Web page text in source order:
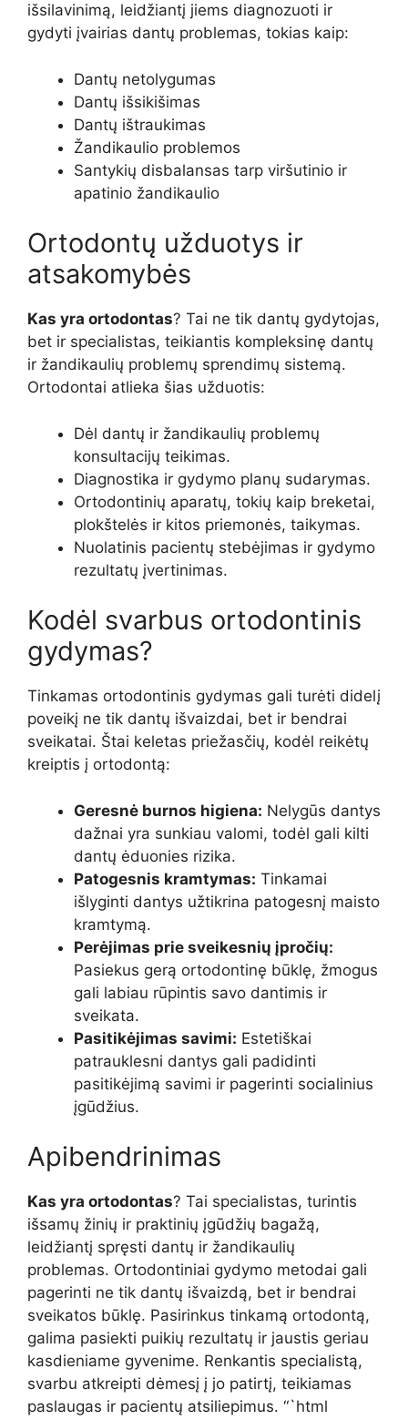
išsilavinimą, leidžiantį jiems diagnozuoti ir
gydyti įvairias dantų problemas, tokias kaip:
Dantų netolygumas
Dantų išsikišimas
Dantų ištraukimas
Žandikaulio problemos
Santykių disbalansas tarp viršutinio ir
apatinio žandikaulio
Ortodontų užduotys ir
atsakomybės
Kas yra ortodontas? Tai ne tik dantų gydytojas,
bet ir specialistas, teikiantis kompleksinę dantų
ir žandikaulių problemų sprendimų sistemą.
Ortodontai atlieka šias užduotis:
Dėl dantų ir žandikaulių problemų
konsultacijų teikimas.
Diagnostika ir gydymo planų sudarymas.
Ortodontinių aparatų, tokių kaip breketai,
plokštelės ir kitos priemonės, taikymas.
Nuolatinis pacientų stebėjimas ir gydymo
rezultatų įvertinimas.
Kodėl svarbus ortodontinis
gydymas?
Tinkamas ortodontinis gydymas gali turėti didelį
poveikį ne tik dantų išvaizdai, bet ir bendrai
sveikatai. Štai keletas priežasčių, kodėl reikėtų
kreiptis į ortodontą:
Geresnė burnos higiena: Nelygūs dantys
dažnai yra sunkiau valomi, todėl gali kilti
dantų ėduonies rizika.
Patogesnis kramtymas: Tinkamai
išlyginti dantys užtikrina patogesnį maisto
kramtymą.
Perėjimas prie sveikesnių įpročių:
Pasiekus gerą ortodontinę būklę, žmogus
gali labiau rūpintis savo dantimis ir
sveikata.
Pasitikėjimas savimi: Estetiškai
patrauklesni dantys gali padidinti
pasitikėjimą savimi ir pagerinti socialinius
įgūdžius.
Apibendrinimas
Kas yra ortodontas? Tai specialistas, turintis
išsamų žinių ir praktinių įgūdžių bagažą,
leidžiantį spręsti dantų ir žandikaulių
problemas. Ortodontiniai gydymo metodai gali
pagerinti ne tik dantų išvaizdą, bet ir bendrai
sveikatos būklę. Pasirinkus tinkamą ortodontą,
galima pasiekti puikių rezultatų ir jaustis geriau
kasdieniame gyvenime. Renkantis specialistą,
svarbu atkreipti dėmesį į jo patirtį, teikiamas
paslaugas ir pacientų atsiliepimus. “`html